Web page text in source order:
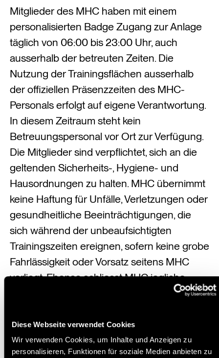
Diese Webseite verwendet Cookies
Wir verwenden Cookies, um Inhalte und Anzeigen zu
personalisieren, Funktionen für soziale Medien anbieten zu
Mitglieder des MHC haben mit einem
personalisierten Badge Zugang zur Anlage
täglich von 06:00 bis 23:00 Uhr, auch
ausserhalb der betreuten Zeiten. Die
Nutzung der Trainingsflächen ausserhalb
der offiziellen Präsenzzeiten des MHC-
Personals erfolgt auf eigene Verantwortung.
In diesem Zeitraum steht kein
Betreuungspersonal vor Ort zur Verfügung.
Die Mitglieder sind verpflichtet, sich an die
geltenden Sicherheits-, Hygiene- und
Hausordnungen zu halten. MHC übernimmt
keine Haftung für Unfälle, Verletzungen oder
gesundheitliche Beeinträchtigungen, die
sich während der unbeaufsichtigten
Trainingszeiten ereignen, sofern keine grobe
Fahrlässigkeit oder Vorsatz seitens MHC
vorliegt. Ebenso schliesst MHC jegliche
Haftung für technische Ausfälle (z. B. Geräte,
Mitglieder auftretende Konflikte aus, die in
dieser Zeit entstehen. Der Zutritt ist